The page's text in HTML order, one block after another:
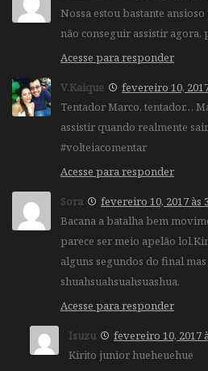
Nossa estou bastante
não conseguir assistir agora,
Acesse para responder
V.Kaique
fevereiro 10,
Tentador Marco, tentador…
assistir quando realmente
#volteiacomentar
Acesse para responder
Sora
fevereiro 10, 2017 às
Bacana a batalha bem
parece ser meio apelão
alguns segundos do final
shuahsuahsuahsuashua.
Acesse para responder
Isuzu
fevereiro 10, 2017
Kirito junior hueheuehue